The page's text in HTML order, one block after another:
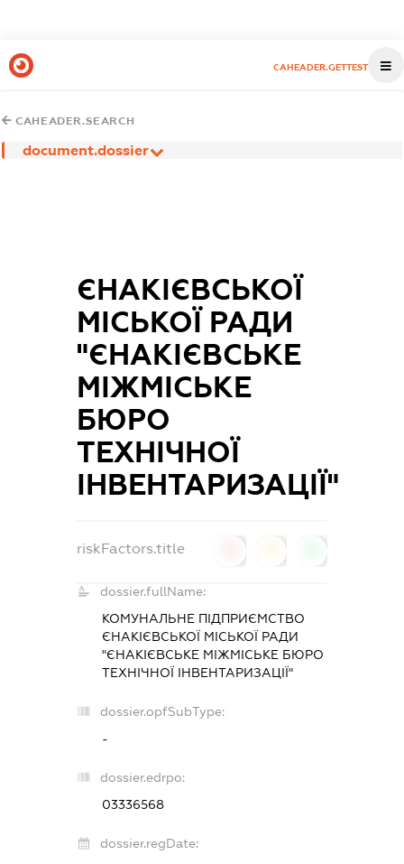
CAHEADER.GETTEST
CAHEADER.SEARCH
document.dossier
ЄНАКІЄВСЬКОЇ
МІСЬКОЇ РАДИ
"ЄНАКІЄВСЬКЕ
МІЖМІСЬКЕ
БЮРО
ТЕХНІЧНОЇ
ІНВЕНТАРИЗАЦІЇ"
riskFactors.title
dossier.fullName:
КОМУНАЛЬНЕ ПІДПРИЄМСТВО
ЄНАКІЄВСЬКОЇ МІСЬКОЇ РАДИ
"ЄНАКІЄВСЬКЕ МІЖМІСЬКЕ БЮРО
ТЕХНІЧНОЇ ІНВЕНТАРИЗАЦІЇ"
dossier.opfSubType:
-
dossier.edrpo:
03336568
dossier.regDate: